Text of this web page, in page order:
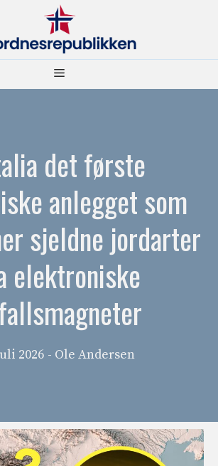
Meny
det første
anlegget som
sjeldne jordarter
elektroniske
2026 - Ole Andersen